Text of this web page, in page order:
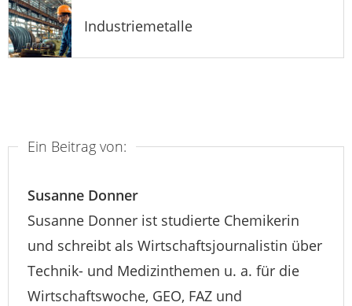
Industriemetalle
Ein Beitrag von:
Susanne Donner
Susanne Donner ist studierte Chemikerin
und schreibt als Wirtschaftsjournalistin über
Technik- und Medizinthemen u. a. für die
Wirtschaftswoche, GEO, FAZ und